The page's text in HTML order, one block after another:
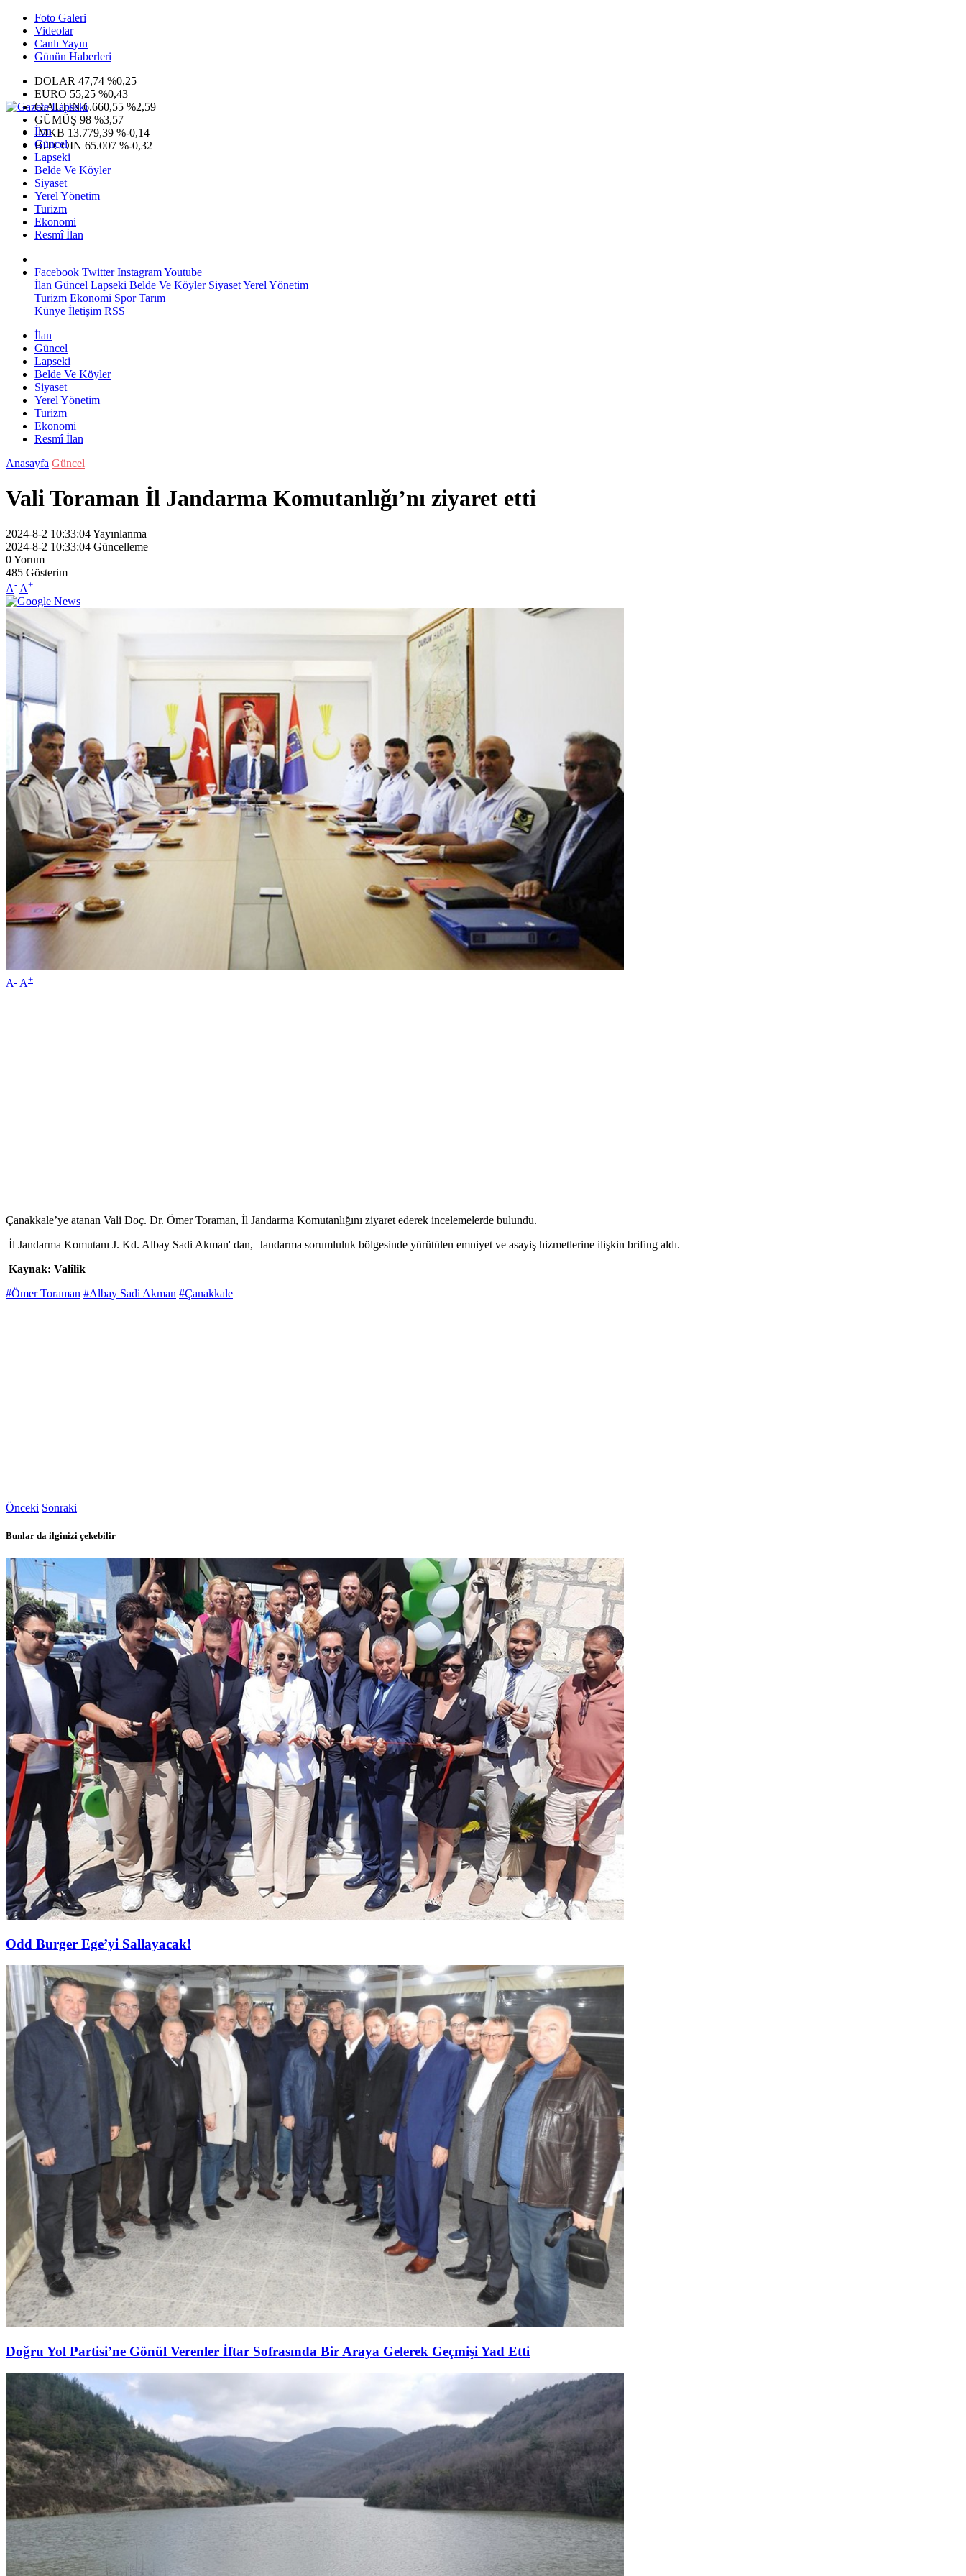
Foto Galeri
Videolar
Canlı Yayın
Günün Haberleri
DOLAR 47,74 %0,25
EURO 55,25 %0,43
G.ALTIN6.660,55 %2,59
GÜMÜŞ 98 %3,57
IMKB 13.779,39 %-0,14
BITCOIN 65.007 %-0,32
İlan
Güncel
Lapseki
Belde Ve Köyler
Siyaset
Yerel Yönetim
Turizm
Ekonomi
Resmî İlan
Facebook Twitter InstagramYoutube
İlan Güncel Lapseki Belde Ve KöylerSiyasetYerel Yönetim
Turizm Ekonomi SporTarım
Künye İletişim RSS
İlan
Güncel
Lapseki
Belde Ve Köyler
Siyaset
Yerel Yönetim
Turizm
Ekonomi
Resmî İlan
Anasayfa Güncel
Vali Toraman İl Jandarma Komutanlığı’nı ziyaret etti
2024-8-2 10:33:04Yayınlanma
2024-8-2 10:33:04 Güncelleme
0Yorum
485 Gösterim
A- A+
A- A+
Çanakkale’ye atanan Vali Doç. Dr. Ömer Toraman, İl Jandarma Komutanlığını ziyaret ederek incelemelerde bulundu.
İl Jandarma Komutanı J. Kd. Albay Sadi Akman' dan, Jandarma sorumluluk bölgesinde yürütülen emniyet ve asayiş hizmetlerine ilişkin brifing aldı.
Kaynak: Valilik
#Ömer Toraman #Albay Sadi Akman #Çanakkale
Önceki Sonraki
Bunlar da ilginizi çekebilir
Odd Burger Ege’yi Sallayacak!
Doğru Yol Partisi’ne Gönül Verenler İftar Sofrasında Bir Araya Gelerek Geçmişi Yad Etti